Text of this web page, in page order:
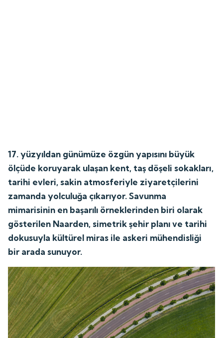
17. yüzyıldan günümüze özgün yapısını büyük
ölçüde koruyarak ulaşan kent, taş döşeli sokakları,
tarihi evleri, sakin atmosferiyle ziyaretçilerini
zamanda yolculuğa çıkarıyor. Savunma
mimarisinin en başarılı örneklerinden biri olarak
gösterilen Naarden, simetrik şehir planı ve tarihi
dokusuyla kültürel miras ile askeri mühendisliği
bir arada sunuyor.